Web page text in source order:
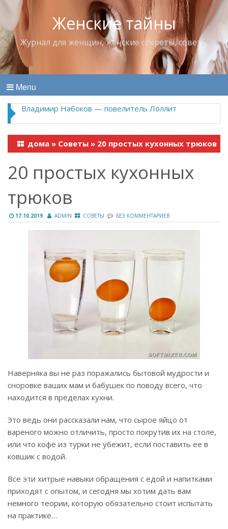
Женские тайны
Журнал для женщин, женские секреты, советы
Menu
Владимир Набоков — повелитель Лоллит
дома » Советы » 20 простых кухонных трюков
20 простых кухонных
трюков
17.10.2019 ADMIN СОВЕТЫ БЕЗ КОММЕНТАРИЕВ
Наверняка вы не раз поражались бытовой мудрости и
сноровке ваших мам и бабушек по поводу всего, что
находится в пределах кухни.
Это ведь они рассказали нам, что сырое яйцо от
вареного можно отличить, просто покрутив их на столе,
или что кофе из турки не убежит, если поставить ее в
ковшик с водой.
Все эти хитрые навыки обращения с едой и напитками
приходят с опытом, и сегодня мы хотим дать вам
немного теории, которую обязательно стоит испытать
на практике…